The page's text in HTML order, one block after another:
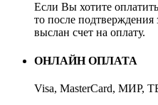
Если Вы хотите
то после подтверждения
выслан счет на оплату.
ОНЛАЙН ОПЛАТА
Visa, MasterCard, МИР,